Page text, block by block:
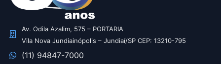
Av. Odila Azalim, 575 – PORTARIA
Vila Nova Jundiainópolis – Jundiaí/SP CEP: 13210-795
(11) 94847-7000